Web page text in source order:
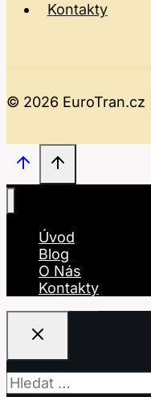
Kontakty
© 2026 EuroTran.cz |
Úvod
Blog
O Nás
Kontakty
Vyhledávání